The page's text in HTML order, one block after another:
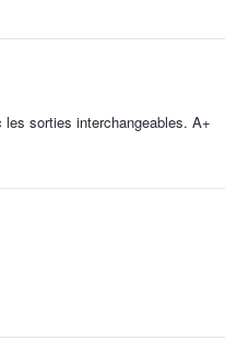
sorties interchangeables. A+